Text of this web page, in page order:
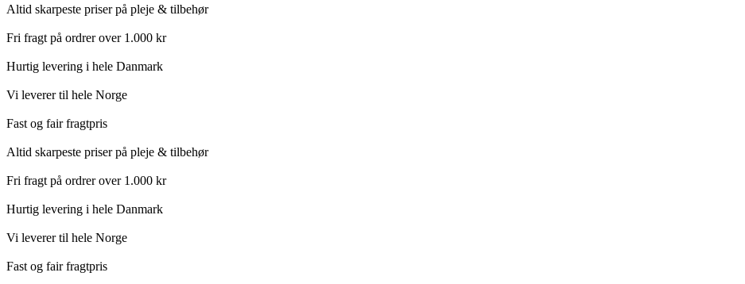
Altid skarpeste priser på pleje & tilbehør
Fri fragt på ordrer over 1.000 kr
Hurtig levering i hele Danmark
Vi leverer til hele Norge
Fast og fair fragtpris
Altid skarpeste priser på pleje & tilbehør
Fri fragt på ordrer over 1.000 kr
Hurtig levering i hele Danmark
Vi leverer til hele Norge
Fast og fair fragtpris